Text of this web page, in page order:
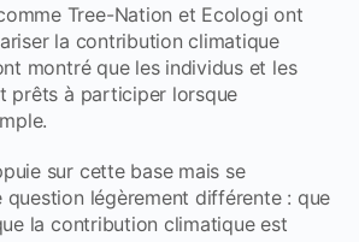
Tree-Nation et Ecologi ont
la contribution climatique
montré que les individus et les
prêts à participer lorsque
sur cette base mais se
question légèrement différente : que
la contribution climatique est